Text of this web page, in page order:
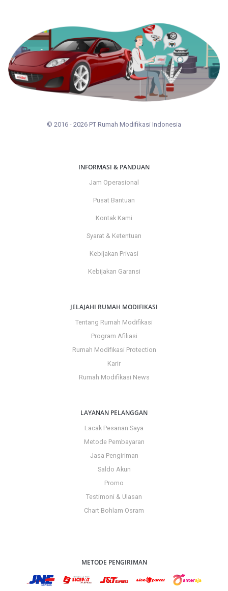
© 2016 - 2026 PT Rumah Modifikasi Indonesia
INFORMASI & PANDUAN
Jam Operasional
Pusat Bantuan
Kontak Kami
Syarat & Ketentuan
Kebijakan Privasi
Kebijakan Garansi
JELAJAHI RUMAH MODIFIKASI
Tentang Rumah Modifikasi
Program Afiliasi
Rumah Modifikasi Protection
Karir
Rumah Modifikasi News
LAYANAN PELANGGAN
Lacak Pesanan Saya
Metode Pembayaran
Jasa Pengiriman
Saldo Akun
Promo
Testimoni & Ulasan
Chart Bohlam Osram
METODE PENGIRIMAN